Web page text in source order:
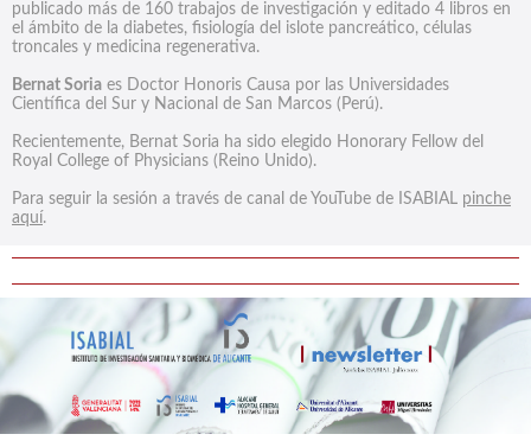
publicado más de 160 trabajos de investigación y editado 4 libros en
el ámbito de la diabetes, fisiología del islote pancreático, células
troncales y medicina regenerativa.
Bernat Soria es Doctor Honoris Causa por las Universidades
Científica del Sur y Nacional de San Marcos (Perú).
Recientemente, Bernat Soria ha sido elegido Honorary Fellow del
Royal College of Physicians (Reino Unido).
Para seguir la sesión a través de canal de YouTube de ISABIAL pinche
aquí.